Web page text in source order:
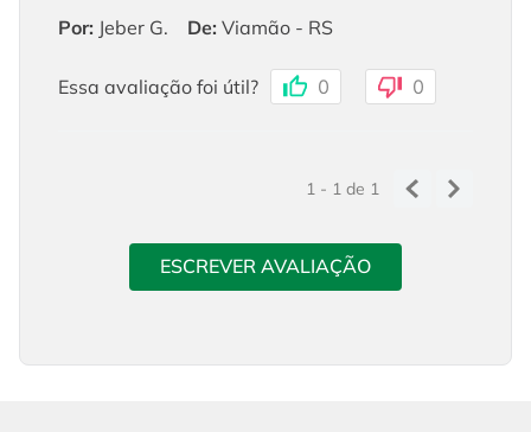
Por: Jeber G. De: Viamão - RS
Essa avaliação foi útil? 0 0
1 - 1de 1
ESCREVER AVALIAÇÃO